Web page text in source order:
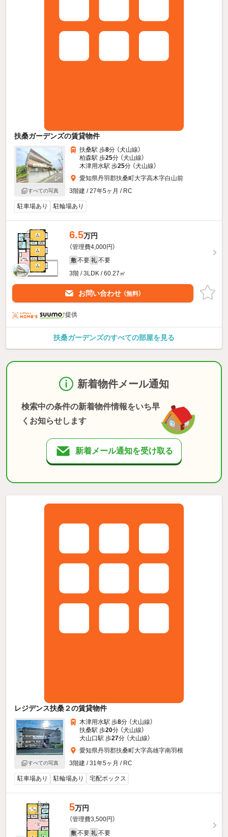
扶桑ガーデンズの賃貸物件
すべての写真
扶桑駅 歩8分 （犬山線）
柏森駅 歩25分 （犬山線）
木津用水駅 歩25分 （犬山線）
愛知県丹羽郡扶桑町大字高木字白山前
3階建 / 27年5ヶ月 / RC
駐車場あり 駐輪場あり
6.5万円
（管理費4,000円）
敷 不要 礼 不要
3階 / 3LDK / 60.27㎡
お問い合わせ （無料）
提供
扶桑ガーデンズのすべての部屋を見る
新着物件メール通知
検索中の条件の新着物件情報をいち早
くお知らせします
新着メール通知を受け取る
レジデンス扶桑２の賃貸物件
すべての写真
木津用水駅 歩8分 （犬山線）
扶桑駅 歩20分 （犬山線）
犬山口駅 歩27分 （犬山線）
愛知県丹羽郡扶桑町大字高雄字南羽根
3階建 / 31年5ヶ月 / RC
駐車場あり 駐輪場あり 宅配ボックス
5万円
（管理費3,500円）
敷 不要 礼 不要